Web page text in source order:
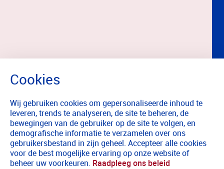
Wij gebruiken cookies om gepersonaliseerde inhoud te
leveren, trends te analyseren, de site te beheren, de
bewegingen van de gebruiker op de site te volgen, en
demografische informatie te verzamelen over ons
gebruikersbestand in zijn geheel. Accepteer alle cookies
voor de best mogelijke ervaring op onze website of
beheer uw voorkeuren. Raadpleeg ons beleid